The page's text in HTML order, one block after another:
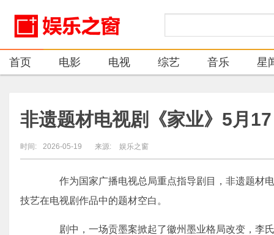
首页 电影 电视 综艺 音乐 星
非遗题材电视剧《家业》5月
时间: 2026-05-19 来源: 娱乐之窗
作为国家广播电视总局重点指导剧目，非遗题材
技艺在电视剧作品中的题材空白。
剧中，一场贡墨案掀起了徽州墨业格局改变，李氏